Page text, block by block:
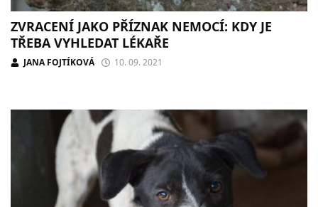
ZVRACENÍ JAKO PŘÍZNAK NEMOCÍ: KDY JE
TŘEBA VYHLEDAT LÉKAŘE
JANA FOJTÍKOVÁ 10. 09. 2021